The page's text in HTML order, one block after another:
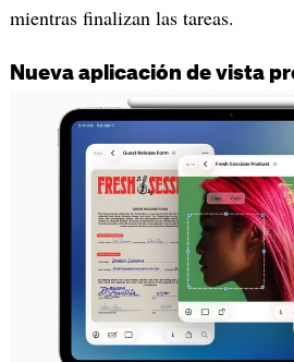
mientras finalizan las tareas.
Nueva aplicación de vista